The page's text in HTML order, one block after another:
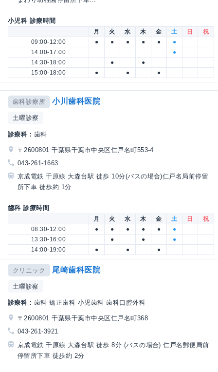
小児科 診療時間
月 火 水 木 金 土 日
祝
09:00-12:00
● ● ● ● ●
●
14:00-17:00
●
14:30-18:00
●
●
15:00-18:00
● ● ●
歯科診療所 小川歯科医院
土曜診察
診療科： 歯科
〒2600801 千葉県千葉市中央区仁戸名町553-4
043-261-1663
京成電鉄 千原線 大森台駅 徒歩 10分(バスの場合)仁戸名局前停留
所下車 徒歩約 1分
歯科 診療時間
月 火 水 木 金 土 日
祝
08:30-12:00
● ● ● ● ●
●
13:30-16:00
● ●
●
14:00-19:00
● ● ●
クリニック 尾崎歯科医院
土曜診察
診療科： 歯科 矯正歯科 小児歯科 歯科口腔外科
〒2600801 千葉県千葉市中央区仁戸名町368
043-261-3921
京成電鉄 千原線 大森台駅 徒歩 8分 (バスの場合) 仁戸名郵便局前
停留所下車 徒歩約 2分